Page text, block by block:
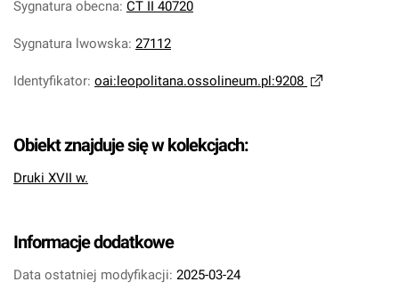
Sygnatura obecna: CT II 40720
Sygnatura lwowska: 27112
Identyfikator: oai:leopolitana.ossolineum.pl:9208
Obiekt znajduje się w kolekcjach:
Druki XVII w.
Informacje dodatkowe
Data ostatniej modyfikacji: 2025-03-24